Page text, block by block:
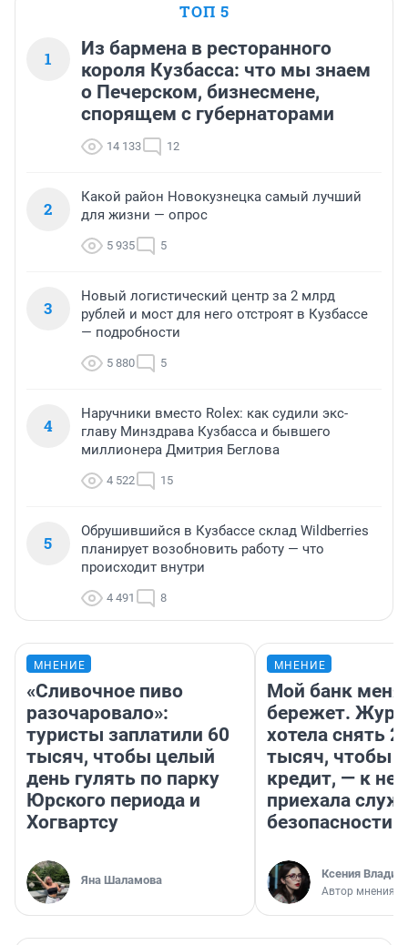
ТОП 5
1
Из бармена в ресторанного
короля Кузбасса: что мы знаем
о Печерском, бизнесмене,
спорящем с губернаторами
14 133 12
2
Какой район Новокузнецка самый лучший
для жизни — опрос
5 935 5
3
Новый логистический центр за 2 млрд
рублей и мост для него отстроят в Кузбассе
— подробности
5 880 5
4
Наручники вместо Rolex: как судили экс-
главу Минздрава Кузбасса и бывшего
миллионера Дмитрия Беглова
4 522 15
5
Обрушившийся в Кузбассе склад Wildberries
планирует возобновить работу — что
происходит внутри
4 491 8
МНЕНИЕ
«Сливочное пиво
разочаровало»:
туристы заплатили 60
тысяч, чтобы целый
день гулять по парку
Юрского периода и
Хогвартсу
Яна Шаламова
МНЕНИЕ
Мой банк меня
бережет.
хотела снять
тысяч, чтобы
кредит, — к
приехала
безопасности
Ксения
Автор мнения